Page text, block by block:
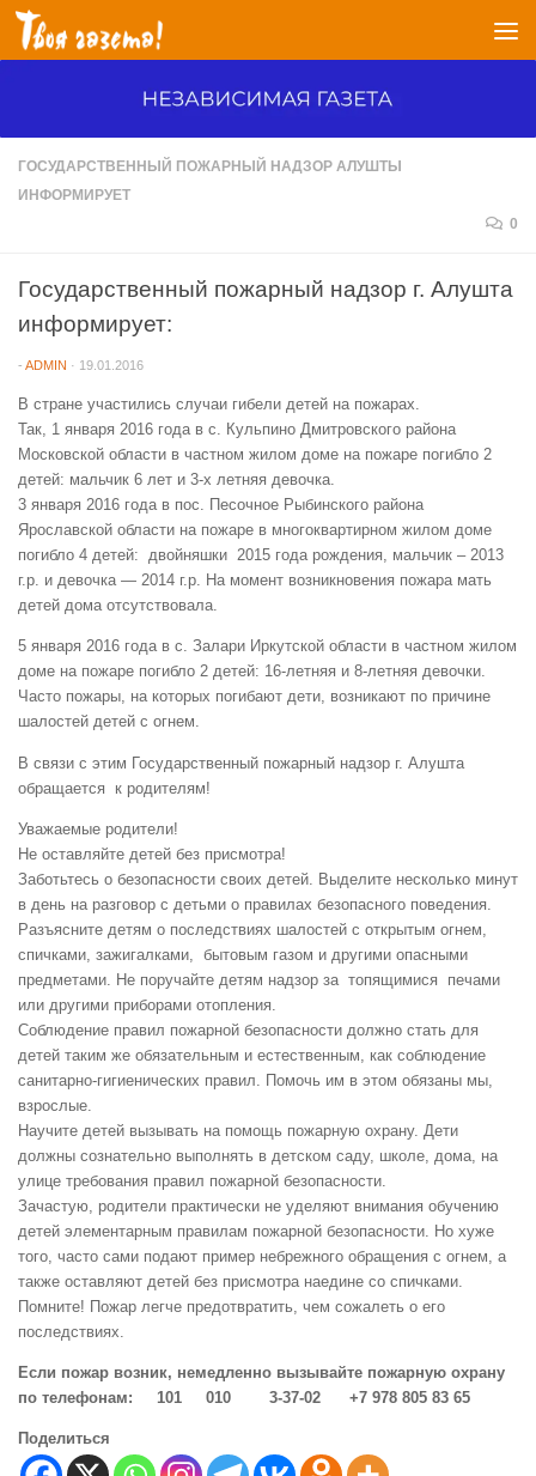
Перейти к содержимому
ГОСУДАРСТВЕННЫЙ ПОЖАРНЫЙ НАДЗОР АЛУШТЫ
ИНФОРМИРУЕТ
0
Государственный пожарный надзор г. Алушта
информирует:
- ADMIN · 19.01.2016
В стране участились случаи гибели детей на пожарах.
Так, 1 января 2016 года в с. Кульпино Дмитровского района
Московской области в частном жилом доме на пожаре погибло 2
детей: мальчик 6 лет и 3-х летняя девочка.
3 января 2016 года в пос. Песочное Рыбинского района
Ярославской области на пожаре в многоквартирном жилом доме
погибло 4 детей: двойняшки 2015 года рождения, мальчик – 2013
г.р. и девочка — 2014 г.р. На момент возникновения пожара мать
детей дома отсутствовала.
5 января 2016 года в с. Залари Иркутской области в частном жилом
доме на пожаре погибло 2 детей: 16-летняя и 8-летняя девочки.
Часто пожары, на которых погибают дети, возникают по причине
шалостей детей с огнем.
В связи с этим Государственный пожарный надзор г. Алушта
обращается к родителям!
Уважаемые родители!
Не оставляйте детей без присмотра!
Заботьтесь о безопасности своих детей. Выделите несколько минут
в день на разговор с детьми о правилах безопасного поведения.
Разъясните детям о последствиях шалостей с открытым огнем,
спичками, зажигалками, бытовым газом и другими опасными
предметами. Не поручайте детям надзор за топящимися печами
или другими приборами отопления.
Соблюдение правил пожарной безопасности должно стать для
детей таким же обязательным и естественным, как соблюдение
санитарно-гигиенических правил. Помочь им в этом обязаны мы,
взрослые.
Научите детей вызывать на помощь пожарную охрану. Дети
должны сознательно выполнять в детском саду, школе, дома, на
улице требования правил пожарной безопасности.
Зачастую, родители практически не уделяют внимания обучению
детей элементарным правилам пожарной безопасности. Но хуже
того, часто сами подают пример небрежного обращения с огнем, а
также оставляют детей без присмотра наедине со спичками.
Помните! Пожар легче предотвратить, чем сожалеть о его
последствиях.
Если пожар возник, немедленно вызывайте пожарную охрану
по телефонам: 101 010 3-37-02 +7 978 805 83 65
Поделиться